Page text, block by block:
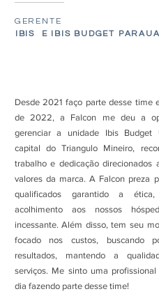
GERENTE
IBIS E IBIS BUDGET
Desde 2021 faço parte desse time
de 2022, a Falcon me deu a
gerenciar a unidade Ibis Budget
capital do Triangulo Mineiro,
trabalho e dedicação direcionados
valores da marca. A Falcon preza
qualificados garantido a
acolhimento aos nossos
incessante. Além disso, tem seu
focado nos custos, buscando
resultados, mantendo a
serviços. Me sinto uma
dia fazendo parte desse time!